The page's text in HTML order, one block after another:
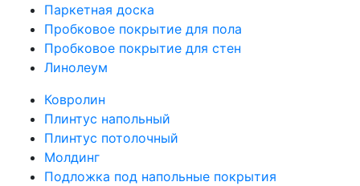
Паркетная доска
Пробковое покрытие для пола
Пробковое покрытие для стен
Линолеум
Ковролин
Плинтус напольный
Плинтус потолочный
Молдинг
Подложка под напольные покрытия